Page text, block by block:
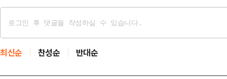
최신순 찬성순 반대순